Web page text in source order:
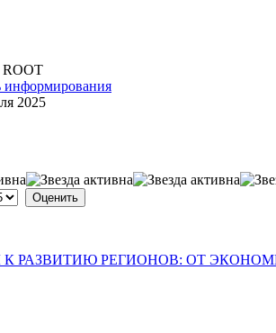
ROOT
2025
РАЗВИТИЮ РЕГИОНОВ: ОТ